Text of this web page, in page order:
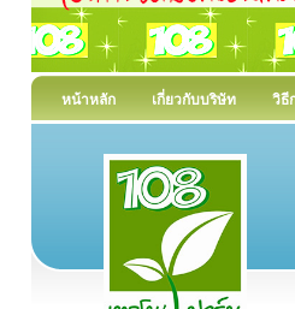
หน้าหลัก เกี่ยวกับบริษัท วิธี